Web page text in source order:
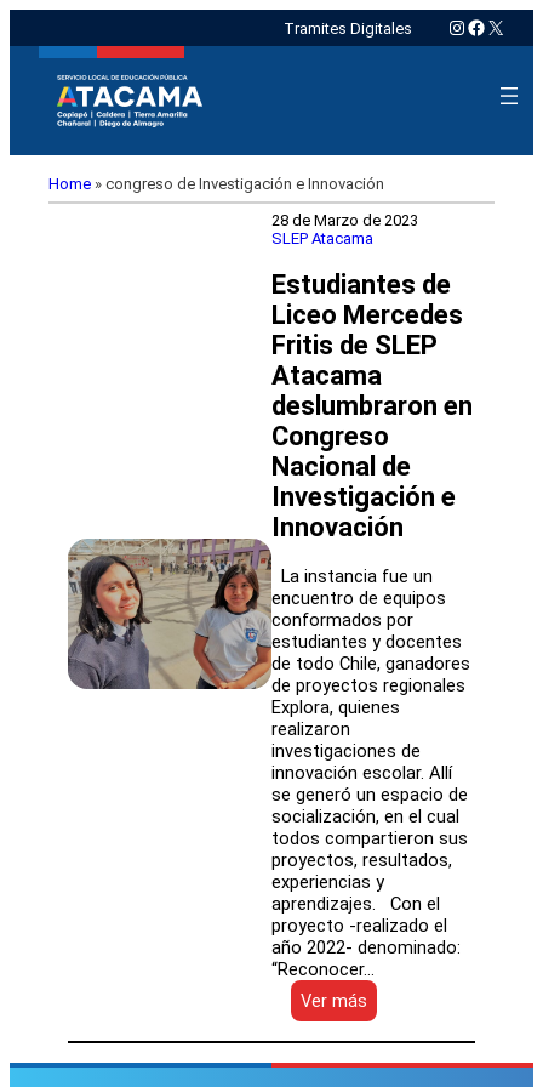
Tramites Digitales Instagram
X
Home » congreso de Investigación e Innovación
28 de Marzo de 2023
SLEP Atacama
Estudiantes de
Liceo Mercedes
Fritis de SLEP
Atacama
deslumbraron en
Congreso
Nacional de
Investigación e
Innovación
La instancia fue un
encuentro de equipos
conformados por
estudiantes y docentes
de todo Chile, ganadores
de proyectos regionales
Explora, quienes
realizaron
investigaciones de
innovación escolar. Allí
se generó un espacio de
socialización, en el cual
todos compartieron sus
proyectos, resultados,
experiencias y
aprendizajes. Con el
proyecto -realizado el
año 2022- denominado:
“Reconocer…
Ver más
Estudiantes
de
Liceo